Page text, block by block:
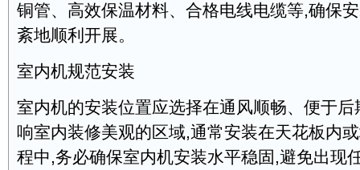
铜管、高效保温材料、合格电线电缆等,确保
紊地顺利开展。
室内机规范安装
室内机的安装位置应选择在通风顺畅、便于
响室内装修美观的区域,通常安装在天花板内
程中,务必确保室内机安装水平稳固,避免出现